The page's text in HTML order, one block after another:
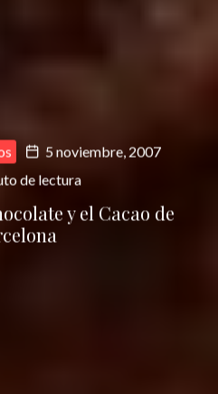
5 noviembre, 2007
de lectura
y el Cacao de